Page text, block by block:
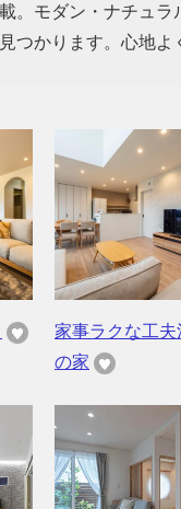
。モダン・ナチュ
つかります。心地
家事ラクな工夫
の家